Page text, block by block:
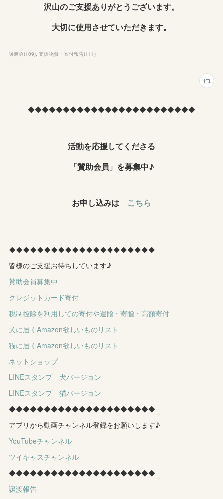
沢山のご支援ありがとうございます。
大切に使用させていただきます。
譲渡会(109) 支援物資・寄付報告(111)
◆◆◆◆◆◆◆◆◆◆◆◆◆◆◆◆◆◆◆◆◆◆◆◆
活動を応援してくださる
「賛助会員」を募集中♪
お申し込みは こちら
◆◆◆◆◆◆◆◆◆◆◆◆◆◆◆◆◆◆◆◆◆
皆様のご支援お待ちしています♪
賛助会員募集中
クレジットカード寄付
税制控除を利用しての寄付や遺贈・寄贈・高額寄付
犬に届くAmazon欲しいものリスト
猫に届くAmazon欲しいものリスト
ネットショップ
LINEスタンプ 犬バージョン
LINEスタンプ 猫バージョン
◆◆◆◆◆◆◆◆◆◆◆◆◆◆◆◆◆◆◆◆◆
アプリから動画チャンネル登録をお願いします♪
YouTubeチャンネル
ツイキャスチャンネル
◆◆◆◆◆◆◆◆◆◆◆◆◆◆◆◆◆◆◆◆◆
譲渡報告